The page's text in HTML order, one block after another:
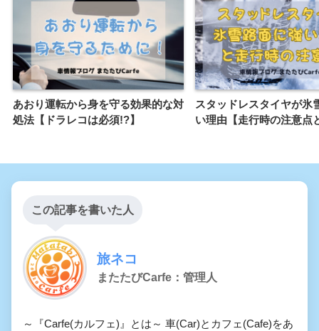
あおり運転から身を守る効果的な対
処法【ドラレコは必須!?】
スタッドレスタイヤが氷
い理由【走行時の注意点
この記事を書いた人
旅ネコ
またたびCarfe：管理人
～『Carfe(カルフェ)』とは～ 車(Car)とカフェ(Cafe)をあ